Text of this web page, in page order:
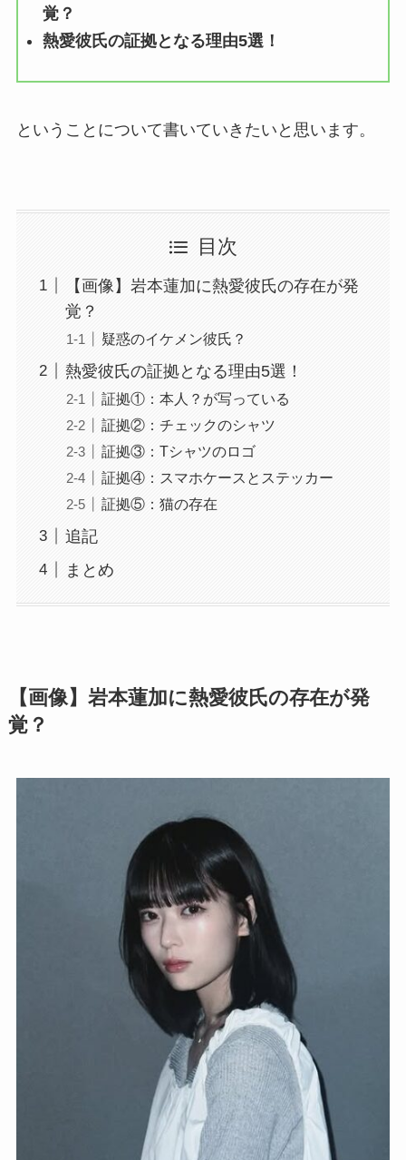
覚？
熱愛彼氏の証拠となる理由5選！
ということについて書いていきたいと思います。
目次
【画像】岩本蓮加に熱愛彼氏の存在が発
覚？
疑惑のイケメン彼氏？
熱愛彼氏の証拠となる理由5選！
証拠①：本人？が写っている
証拠②：チェックのシャツ
証拠③：Tシャツのロゴ
証拠④：スマホケースとステッカー
証拠⑤：猫の存在
追記
まとめ
【画像】岩本蓮加に熱愛彼氏の存在が発
覚？